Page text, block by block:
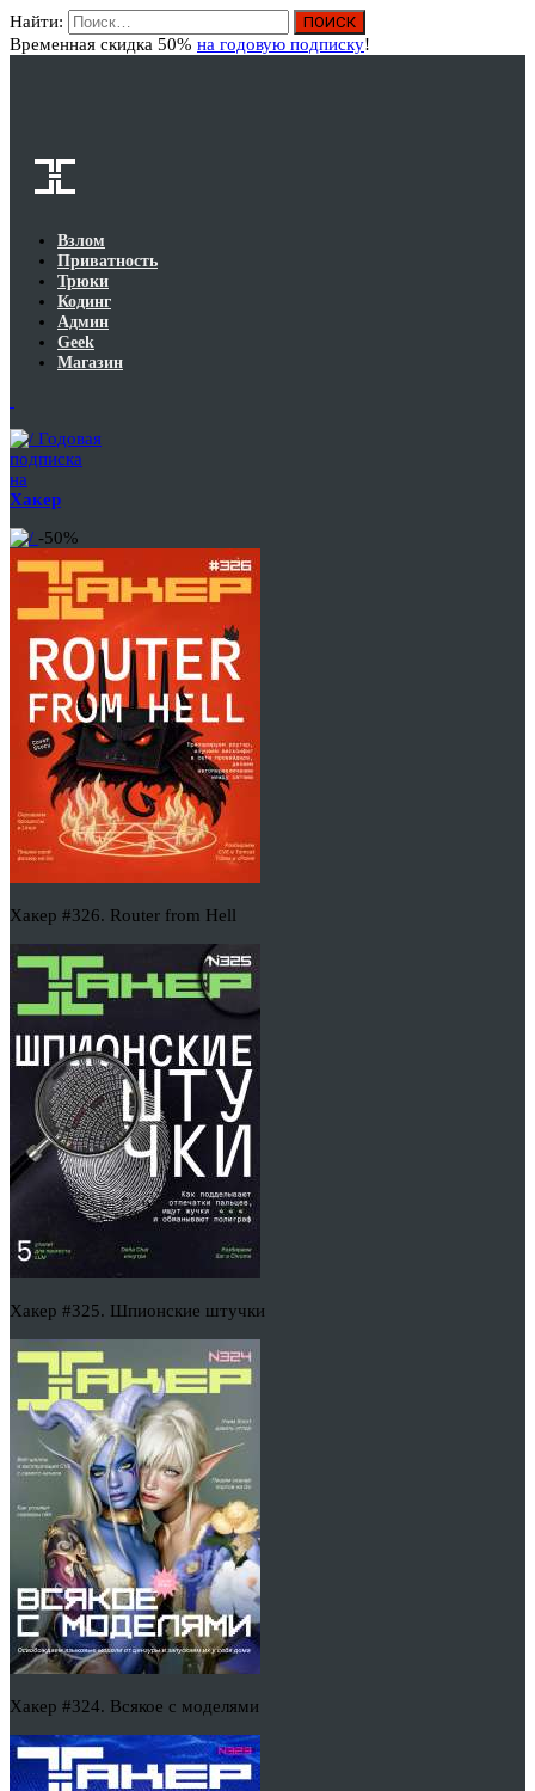
Найти:
Временная скидка 50% на годовую подписку!
Взлом
Приватность
Трюки
Кодинг
Админ
Geek
Магазин
Годовая
подписка
на
Хакер
-50%
Хакер #326. Router from Hell
Хакер #325. Шпионские штучки
Хакер #324. Всякое с моделями